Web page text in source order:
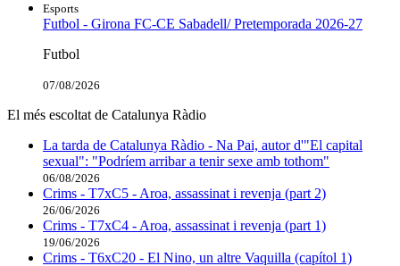
Esports
Futbol - Girona FC-CE Sabadell/ Pretemporada 2026-27
Futbol
07/08/2026
El més escoltat de Catalunya Ràdio
La tarda de Catalunya Ràdio - Na Pai, autor d'"El capital
sexual": "Podríem arribar a tenir sexe amb tothom"
06/08/2026
Crims - T7xC5 - Aroa, assassinat i revenja (part 2)
26/06/2026
Crims - T7xC4 - Aroa, assassinat i revenja (part 1)
19/06/2026
Crims - T6xC20 - El Nino, un altre Vaquilla (capítol 1)